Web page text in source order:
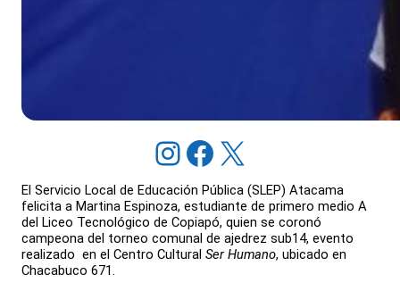
Instagram Facebook X
El Servicio Local de Educación Pública (SLEP) Atacama
felicita a Martina Espinoza, estudiante de primero medio A
del Liceo Tecnológico de Copiapó, quien se coronó
campeona del torneo comunal de ajedrez sub14, evento
realizado en el Centro Cultural Ser Humano, ubicado en
Chacabuco 671.